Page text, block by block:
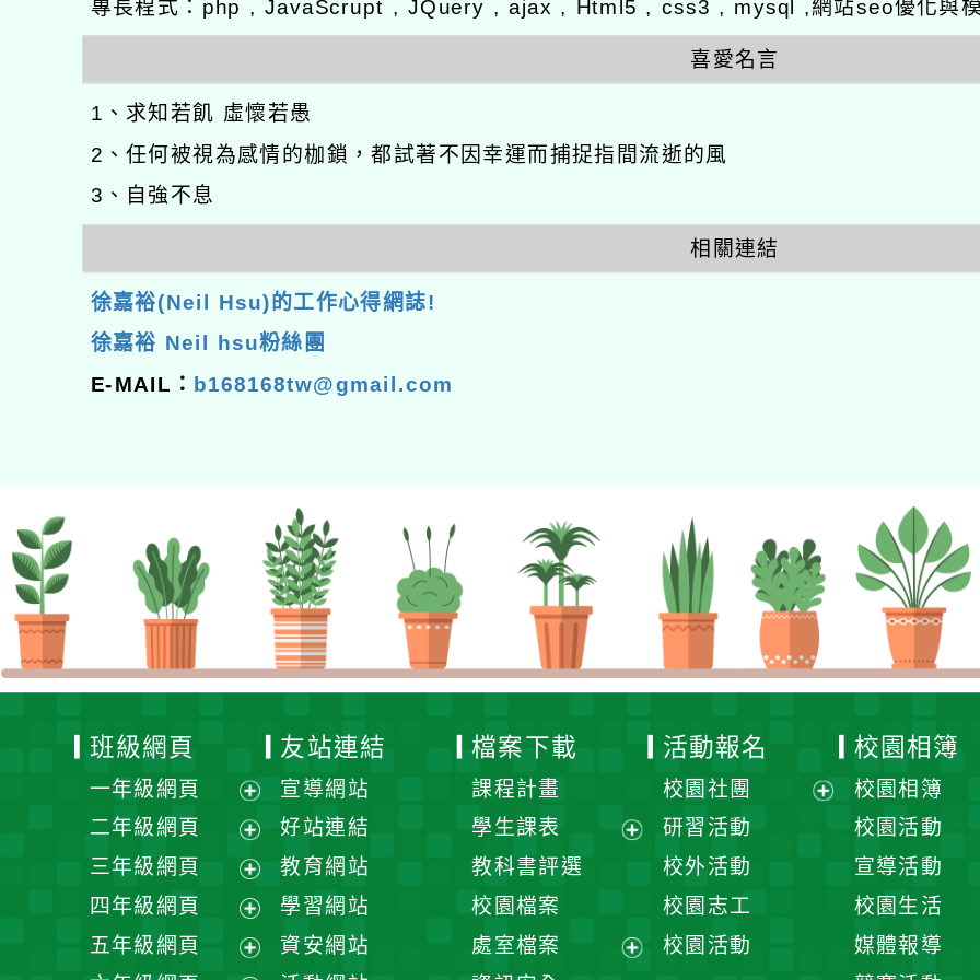
專長程式：php , JavaScrupt , JQuery , ajax , Html5 , css3 , mysql ,網站seo優化與模
喜愛名言
1、求知若飢 虛懷若愚
2、任何被視為感情的枷鎖，都試著不因幸運而捕捉指間流逝的風
3、自強不息
相關連結
徐嘉裕(Neil Hsu)的工作心得網誌!
徐嘉裕 Neil hsu粉絲團
E-MAIL： b168168tw@gmail.com
班級網頁
一年級網頁
展
選
單
二年級網頁
展
選
單
三年級網頁
展
選
四年級網頁
展
五年級網頁
友站連結
宣導網站
好站連結
教育網站
學習網站
資安網站
檔案下載
課程計畫
學生課表
單
教科書評選
校園檔案
處室檔案
活動報名
校園社團
研習活動
校外活動
校園志工
校園活動
校園相簿
校園相簿
校園活動
宣導活動
校園生活
媒體報導